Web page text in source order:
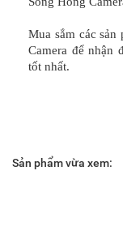
Mua sắm các
Camera để nhận
tốt nhất.
Sản phẩm vừa xem: